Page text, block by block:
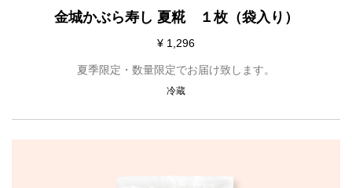
金城かぶら寿し 夏糀 １枚（袋入り）
¥ 1,296
夏季限定・数量限定でお届け致します。
冷蔵